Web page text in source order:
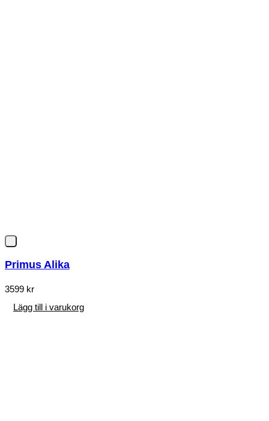
Primus Alika
3599 kr
Lägg till i varukorg